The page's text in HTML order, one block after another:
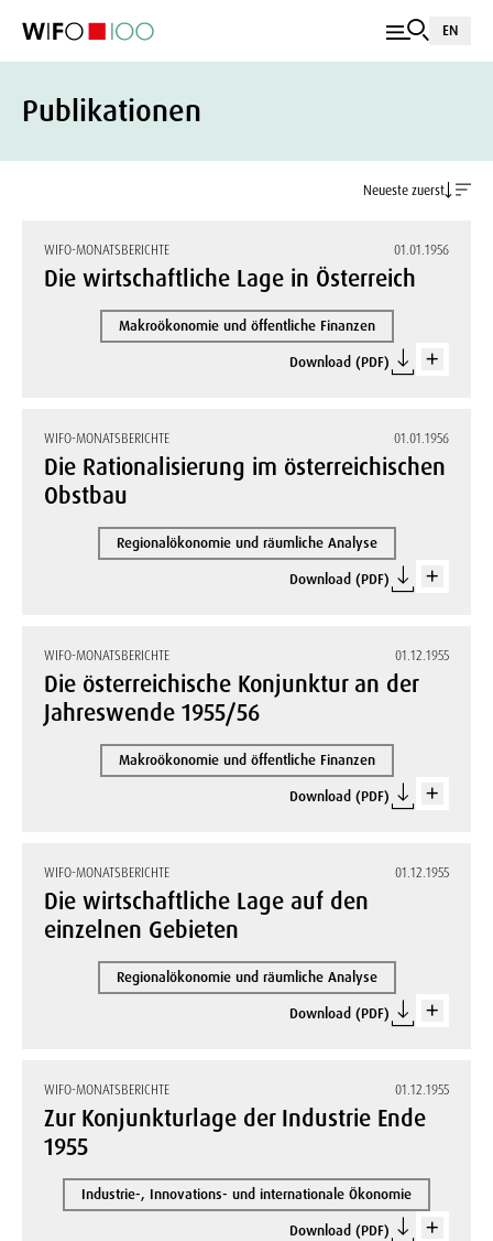
EN
Publikationen
Neueste zuerst
WIFO-MONATSBERICHTE 01.01.1956
Die wirtschaftliche Lage in Österreich
Makroökonomie und öffentliche Finanzen
Download (PDF)
WIFO-MONATSBERICHTE 01.01.1956
Die Rationalisierung im österreichischen
Obstbau
Regionalökonomie und räumliche Analyse
Download (PDF)
WIFO-MONATSBERICHTE 01.12.1955
Die österreichische Konjunktur an der
Jahreswende 1955/56
Makroökonomie und öffentliche Finanzen
Download (PDF)
WIFO-MONATSBERICHTE 01.12.1955
Die wirtschaftliche Lage auf den
einzelnen Gebieten
Regionalökonomie und räumliche Analyse
Download (PDF)
WIFO-MONATSBERICHTE 01.12.1955
Zur Konjunkturlage der Industrie Ende
1955
Industrie-, Innovations- und internationale Ökonomie
Download (PDF)